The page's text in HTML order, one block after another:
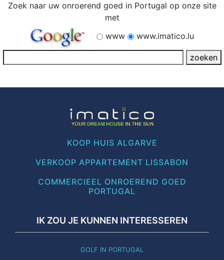
Zoek naar uw onroerend goed in Portugal op onze site
met
www
www.imatico.lu
KOOP HUIS ALGARVE
VERKOOP APPARTEMENT LISSABON
COMMERCIEEL ONROEREND GOED
PORTUGAL
IK ZOU JE KUNNEN INTERESSEREN
GOLF IN PORTUGAL